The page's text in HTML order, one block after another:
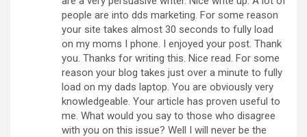
people are into dds marketing. For some reason
your site takes almost 30 seconds to fully load
on my moms I phone. I enjoyed your post. Thank
you. Thanks for writing this. Nice read. For some
reason your blog takes just over a minute to fully
load on my dads laptop. You are obviously very
knowledgeable. Your article has proven useful to
me. What would you say to those who disagree
with you on this issue? Well I will never be the